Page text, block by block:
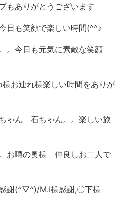
もありがとうございます
日も笑顔で楽しい時間(^^♪
。今日も元気に素敵な笑顔
お連れ様楽しい時間をありが
ゃん 石ちゃん。。楽しい旅
お噂の奥様 仲良しお二人で
謝(^▽^)/M.I様感謝,〇下様